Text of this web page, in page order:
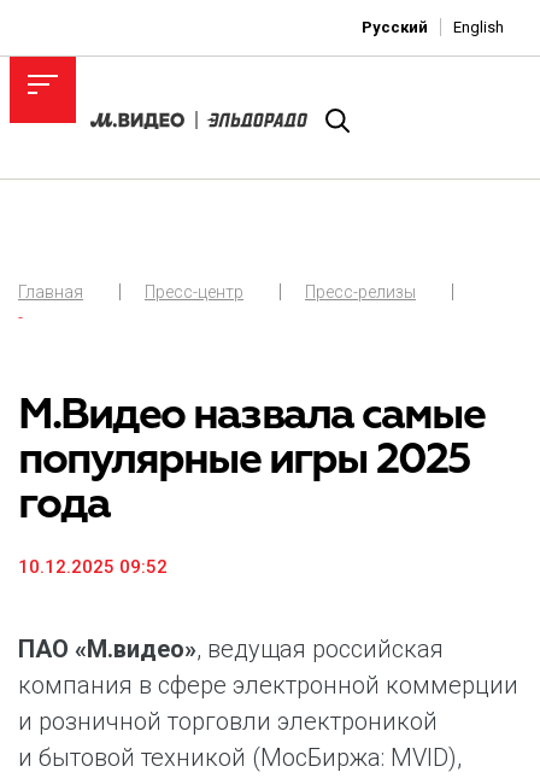
Русский English
Главная Пресс-центр
Пресс-релизы
-
М.Видео назвала самые
популярные игры 2025
года
10.12.2025 09:52
ПАО «М.видео», ведущая российская
компания в сфере электронной коммерции
и розничной торговли электроникой
и бытовой техникой (МосБиржа: MVID),